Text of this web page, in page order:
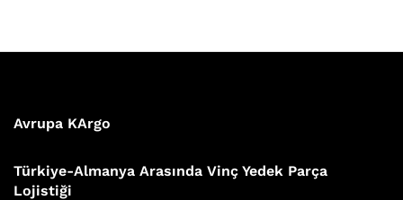
Avrupa KArgo
Türkiye-Almanya Arasında Vinç Yedek Parça
Lojistiği